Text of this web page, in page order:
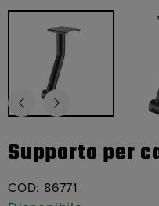
Supporto per
COD: 86771